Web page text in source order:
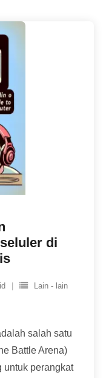
di
Lain - lain
salah satu
Battle Arena)
untuk perangkat